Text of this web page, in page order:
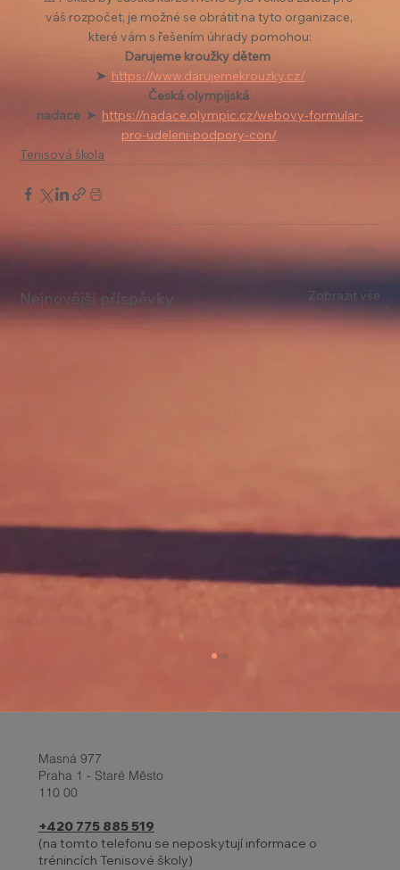
váš rozpočet, je možné se obrátit na tyto organizace,
které vám s řešením úhrady pomohou:
Darujeme kroužky dětem
➤ https://www.darujemekrouzky.cz/
Česká olympijská
nadace  ➤ https://nadace.olympic.cz/webovy-formular-
pro-udeleni-podpory-con/
Tenisová škola
Nejnovější příspěvky Zobrazit vše
INDIVIDUÁLNÍ TRÉNINKY DĚTÍ
Masná 977
Praha 1 - Staré Město
110 00
+420 775 885 519
(na tomto telefonu se neposkytují informace o
trénincích Tenisové školy)